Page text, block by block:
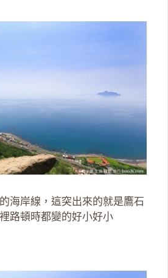
海岸線，這突出來的就是鷹石
路頓時都變的好小好小